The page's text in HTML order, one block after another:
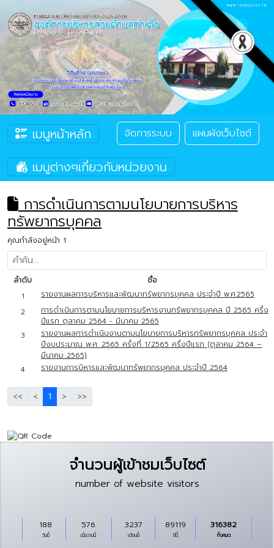
เมนูหน้าหลัก จัดการระบบ แผนผังเว็บไซต์
เมนูต่างๆเกี่ยวกับหน่วยงาน
การดำเนินการตามนโยบายการบริหาร
ทรัพยากรบุคคล
คุณกำลังอยู่หน้า 1
ลำดับ
ชื่อ
1
รายงานผลการบริหารและพัฒนาทรัพยากรบุคคล ประจำปี พ.ศ.2565
2
การดำเนินการตามนโยบายการบริหารงานทรัพยากรบุคคล ปี 2565 ครึ่ง
ปีแรก ตุลาคม 2564 - มีนาคม 2565
3
รายงานผลการดำเนินงานตามนโยบายการบริหารทรัพยากรบุคคล ประจำ
ปีงบประมาณ พ.ศ. 2565 ครั้งที่ 1/2565 ครึ่งปีแรก (ตุลาคม 2564 –
มีนาคม 2565)
4
รายงานการบิหารและพัฒนาทรัพยากรบุคคล ประจำปี 2564
<< < 1 > >>
จำนวนผู้เข้าชมเว็บไซต์
number of website visitors
วันนี้
188
เมื่อวานนี้
576
เดือนนี้
3237
ปีนี้
89119
ทั้งหมด
316382